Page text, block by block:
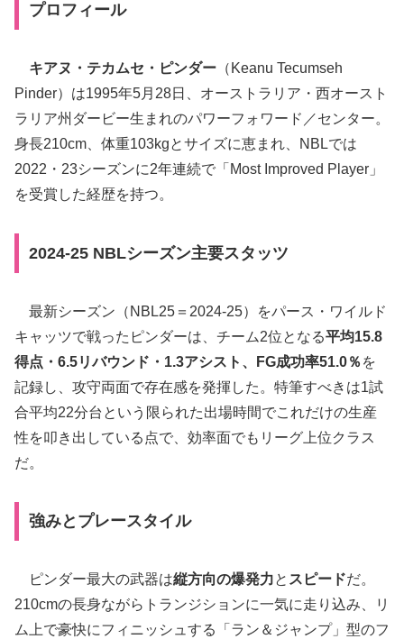
プロフィール
キアヌ・テカムセ・ピンダー （Keanu Tecumseh
Pinder）は1995年5月28日、オーストラリア・西オースト
ラリア州ダービー生まれのパワーフォワード／センター。
身長210cm、体重103kgとサイズに恵まれ、NBLでは
2022・23シーズンに2年連続で「Most Improved Player」
を受賞した経歴を持つ。
2024-25 NBLシーズン主要スタッツ
最新シーズン（NBL25＝2024-25）をパース・ワイルド
キャッツで戦ったピンダーは、チーム2位となる平均15.8
得点・6.5リバウンド・1.3アシスト、FG成功率51.0％ を
記録し、攻守両面で存在感を発揮した。特筆すべきは1試
合平均22分台という限られた出場時間でこれだけの生産
性を叩き出している点で、効率面でもリーグ上位クラス
だ。
強みとプレースタイル
ピンダー最大の武器は縦方向の爆発力と スピードだ。
210cmの長身ながらトランジションに一気に走り込み、リ
ム上で豪快にフィニッシュする「ラン＆ジャンプ」型のフ